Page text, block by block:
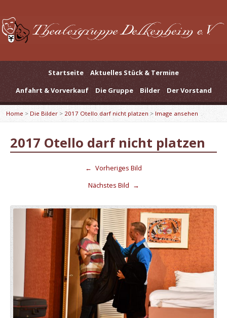
Startseite
Aktuelles Stück & Termine
Anfahrt & Vorverkauf
Die Gruppe Bilder Der Vorstand
Home > Die Bilder> 2017 Otello darf nicht platzen >Image ansehen
2017 Otello darf nicht platzen
← Vorheriges Bild
Nächstes Bild →